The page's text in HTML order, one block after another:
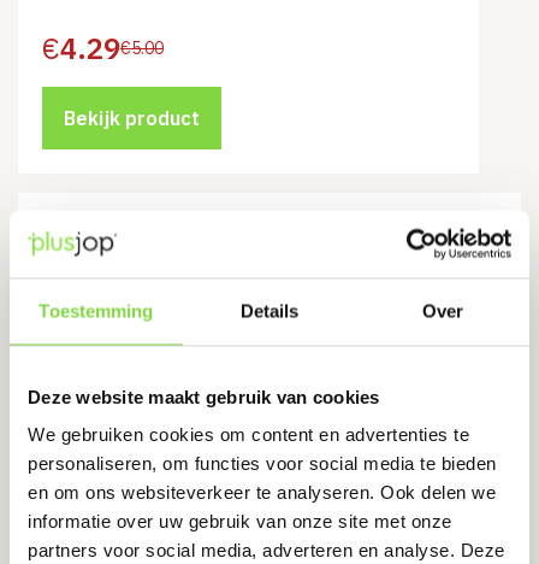
Toestemming Details Over
Deze website maakt gebruik van cookies
We gebruiken cookies om content en advertenties te
personaliseren, om functies voor social media te bieden
en om ons websiteverkeer te analyseren. Ook delen we
informatie over uw gebruik van onze site met onze
partners voor social media, adverteren en analyse. Deze
€5.00
Oorspronkelijke
was:
€5.00.
€4.29
Huidige
is:
€4.29.
Bekijk product
Schepbats 3/4 | 33 cm | extra
gehard | rood | RUHR-BRILLANT
Levertijd:1-3 werkdagen
Extra gehard
€19.90
Oorspronkelijke
prijs
was:
€19.90.
€15.50
Huidige
prijs
is:
€15.50.
Bekijk product